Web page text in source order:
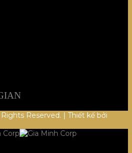
Reserved. | Thiết kế bởi